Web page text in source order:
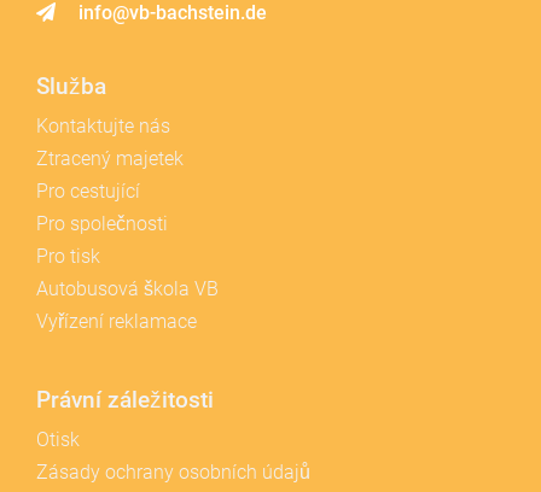
info@vb-bachstein.de
Služba
Kontaktujte nás
Ztracený majetek
Pro cestující
Pro společnosti
Pro tisk
Autobusová škola VB
Vyřízení reklamace
Právní záležitosti
Otisk
Zásady ochrany osobních údajů